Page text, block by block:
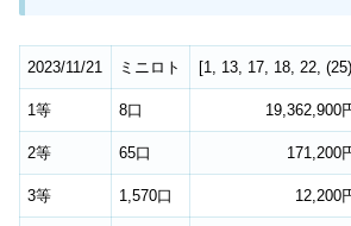
2023/11/21 ミニロト [1, 13, 17, 18, 22, (25)
1等 8口 19,362,900
2等 65口 171,200
3等 1,570口 12,200